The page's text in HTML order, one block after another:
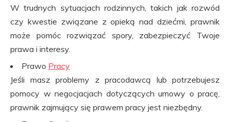
W trudnych sytuacjach rodzinnych, takich jak rozwód
czy kwestie związane z opieką nad dziećmi, prawnik
może pomóc rozwiązać spory, zabezpieczyć Twoje
prawa i interesy.
Prawo Pracy
Jeśli masz problemy z pracodawcą lub potrzebujesz
pomocy w negocjacjach dotyczących umowy o pracę,
prawnik zajmujący się prawem pracy jest niezbędny.